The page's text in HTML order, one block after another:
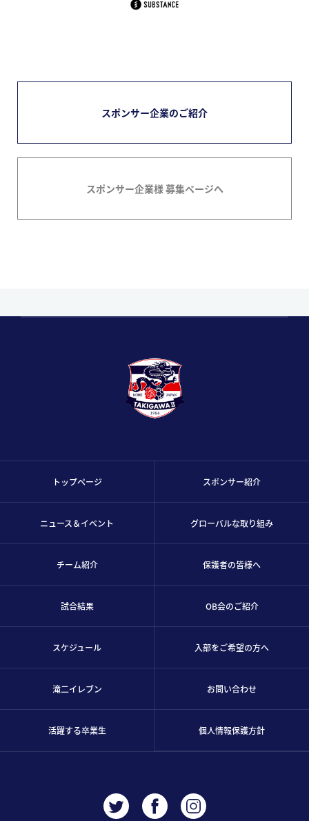
スポンサー企業のご紹介
スポンサー企業様 募集ページへ
トップページ
ニュース＆イベント
チーム紹介
試合結果
スケジュール
滝二イレブン
活躍する卒業生
スポンサー紹介
グローバルな取り組み
保護者の皆様へ
OB会のご紹介
入部をご希望の方へ
お問い合わせ
個人情報保護方針